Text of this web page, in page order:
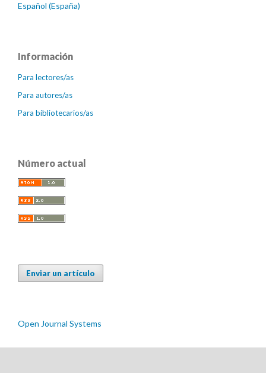
Español (España)
Información
Para lectores/as
Para autores/as
Para bibliotecarios/as
Número actual
Enviar un artículo
Open Journal Systems